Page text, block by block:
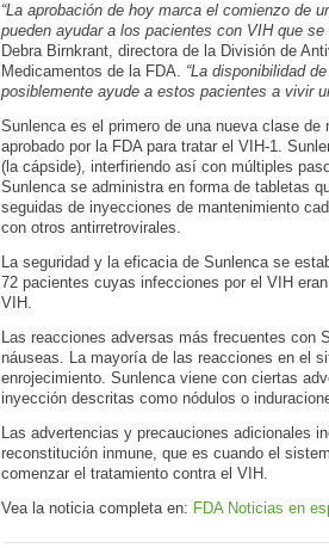
“La aprobación de hoy marca el comienzo de
pueden ayudar a los pacientes con VIH que
Debra Birnkrant, directora de la División de
Medicamentos de la FDA. “La disponibilidad
posiblemente ayude a estos pacientes a vivir
Sunlenca es el primero de una nueva clase
aprobado por la FDA para tratar el VIH-1.
(la cápside), interfiriendo así con múltiples
Sunlenca se administra en forma de tabletas
seguidas de inyecciones de mantenimiento
con otros antirretrovirales.
La seguridad y la eficacia de Sunlenca se
72 pacientes cuyas infecciones por el VIH
VIH.
Las reacciones adversas más frecuentes con
náuseas. La mayoría de las reacciones en el
enrojecimiento. Sunlenca viene con ciertas
inyección descritas como nódulos o
Las advertencias y precauciones adicionales
reconstitución inmune, que es cuando el
comenzar el tratamiento contra el VIH.
Vea la noticia completa en: FDA Noticias en